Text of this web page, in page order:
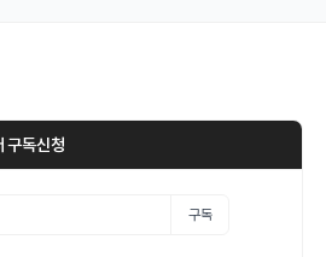
구독신청
구독